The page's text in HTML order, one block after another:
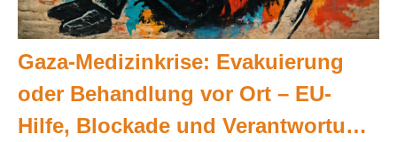
Gaza-Medizinkrise: Evakuierung
oder Behandlung vor Ort – EU-
Hilfe, Blockade und Verantwortung